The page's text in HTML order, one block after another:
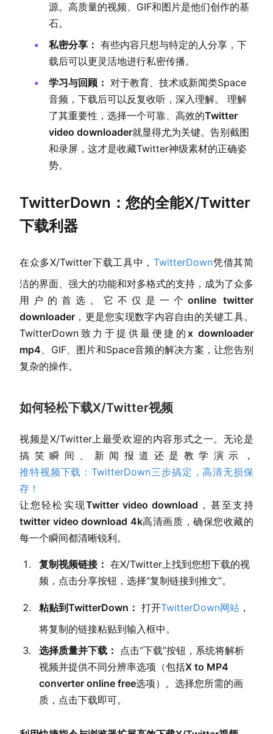
源。高质量的视频、GIF和图片是他们创作的基
石。
私密分享： 有些内容只想与特定的人分享，下
载后可以更灵活地进行私密传播。
学习与回顾： 对于教育、技术或新闻类Space
音频，下载后可以反复收听，深入理解。 理解
了其重要性，选择一个可靠、高效的Twitter
video downloader就显得尤为关键。告别截图
和录屏，这才是收藏Twitter神级素材的正确姿
势。
TwitterDown：您的全能X/Twitter
下载利器
在众多X/Twitter下载工具中，TwitterDown凭借其简
洁的界面、强大的功能和对多格式的支持，成为了众多
用户的首选。它不仅是一个 online twitter
downloader ，更是您实现数字内容自由的关键工具。
TwitterDown致力于提供最便捷的x downloader
mp4、GIF、图片和Space音频的解决方案，让您告别
复杂的操作。
如何轻松下载X/Twitter视频
视频是X/Twitter上最受欢迎的内容形式之一。无论是
搞笑瞬间、新闻报道还是教学演示，
推特视频下载：TwitterDown三步搞定，高清无损保
存！
让您轻松实现Twitter video download ，甚至支持
twitter video download 4k高清画质，确保您收藏的
每一个瞬间都清晰锐利。
复制视频链接： 在X/Twitter上找到您想下载的视
频，点击分享按钮，选择“复制链接到推文”。
粘贴到TwitterDown： 打开TwitterDown网站 ，
将复制的链接粘贴到输入框中。
选择质量并下载：
点击“下载”按钮，系统将解析
视频并提供不同分辨率选项（包括X to MP4
converter online free选项）。选择您所需的画
质，点击下载即可。